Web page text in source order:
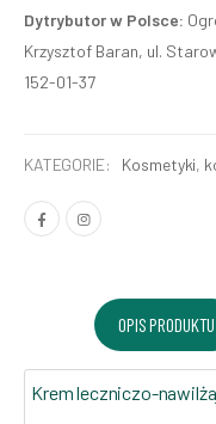
Dytrybutor w Polsce:
Krzysztof Baran, ul.
152-01-37
KATEGORIE: Kosmetyki,
OPIS PRODUKTU
Krem leczniczo-